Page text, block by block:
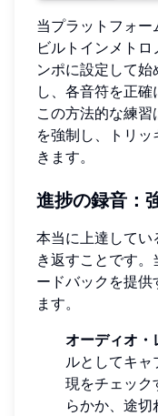
当プラットフォ
ビルトインメト
ンポに設定して
し、各音符を正確
この方法的な練
を強制し、トリ
きます。
進捗の録音：
本当に上達して
き返すことです
ードバックを提供
ます。
オーディオ・
ルとしてキ
現をチェック
らかか、途